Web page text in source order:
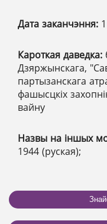
Дата заканчэння:
Кароткая даведка:
Дзяржынскага,
партызанскага
фашысцкіх
вайну
Назвы на іншых
1944 (руская);